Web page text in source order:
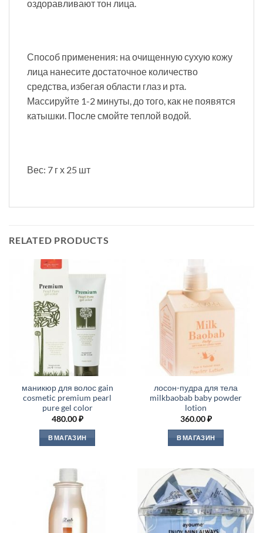
оздоравливают тон лица.
Способ применения: на очищенную сухую кожу
лица нанесите достаточное количество
средства, избегая области глаз и рта.
Массируйте 1-2 минуты, до того, как не появятся
катышки. После смойте теплой водой.
Вес: 7 г х 25 шт
RELATED PRODUCTS
маникюр для волос gain
cosmetic premium pearl
pure gel color
480.00₽
В МАГАЗИН
лосон-пудра для тела
milkbaobab baby powder
lotion
360.00₽
В МАГАЗИН